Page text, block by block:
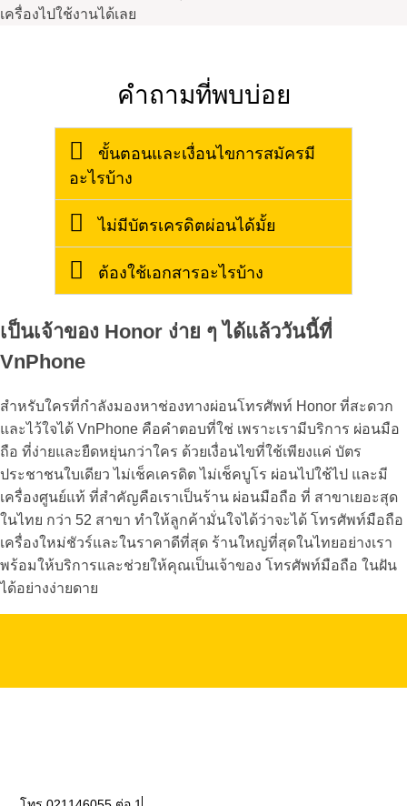
เครื่องไปใช้งานได้เลย
คำถามที่พบบ่อย
ขั้นตอนและเงื่อนไขการสมัครมี
อะไรบ้าง
ไม่มีบัตรเครดิตผ่อนได้มั้ย
ต้องใช้เอกสารอะไรบ้าง
เป็นเจ้าของ Honor ง่าย ๆ ได้แล้ววันนี้ที่
VnPhone
สำหรับใครที่กำลังมองหาช่องทางผ่อนโทรศัพท์ Honor ที่สะดวก
และไว้ใจได้ VnPhone คือคำตอบที่ใช่ เพราะเรามีบริการ ผ่อนมือ
ถือ ที่ง่ายและยืดหยุ่นกว่าใคร ด้วยเงื่อนไขที่ใช้เพียงแค่ บัตร
ประชาชนใบเดียว ไม่เช็คเครดิต ไม่เช็คบูโร ผ่อนไปใช้ไป และมี
เครื่องศูนย์แท้ ที่สำคัญคือเราเป็นร้าน ผ่อนมือถือ ที่ สาขาเยอะสุด
ในไทย กว่า 52 สาขา ทำให้ลูกค้ามั่นใจได้ว่าจะได้ โทรศัพท์มือถือ
เครื่องใหม่ชัวร์และในราคาดีที่สุด ร้านใหญ่ที่สุดในไทยอย่างเรา
พร้อมให้บริการและช่วยให้คุณเป็นเจ้าของ โทรศัพท์มือถือ ในฝัน
ได้อย่างง่ายดาย